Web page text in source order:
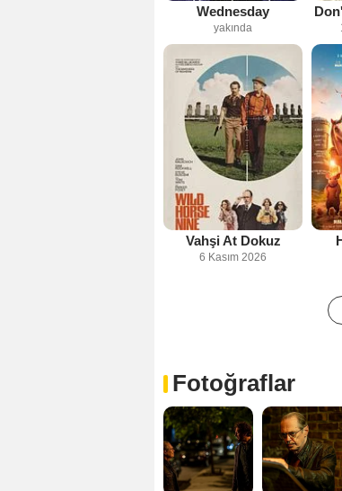
Wednesday
yakında
Vahşi At Dokuz
6 Kasım 2026
Fotoğraflar